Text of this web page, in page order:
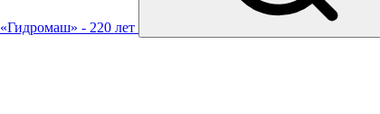
«Гидромаш» - 220 лет